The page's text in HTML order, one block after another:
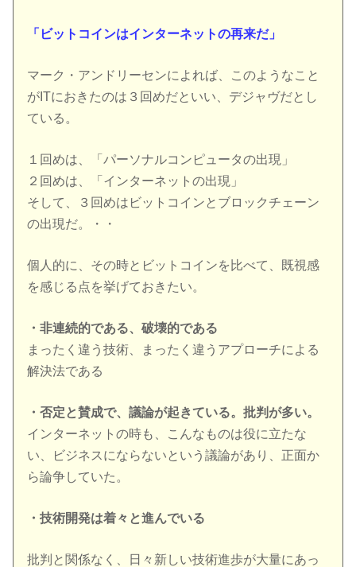
「ビットコインはインターネットの再来だ」
マーク・アンドリーセンによれば、このようなこと
がITにおきたのは３回めだといい、デジャヴだとし
ている。
１回めは、「パーソナルコンピュータの出現」
２回めは、「インターネットの出現」
そして、３回めはビットコインとブロックチェーン
の出現だ。・・
個人的に、その時とビットコインを比べて、既視感
を感じる点を挙げておきたい。
・非連続的である、破壊的である
まったく違う技術、まったく違うアプローチによる
解決法である
・否定と賛成で、議論が起きている。批判が多い。
インターネットの時も、こんなものは役に立たな
い、ビジネスにならないという議論があり、正面か
ら論争していた。
・技術開発は着々と進んでいる
批判と関係なく、日々新しい技術進歩が大量にあっ